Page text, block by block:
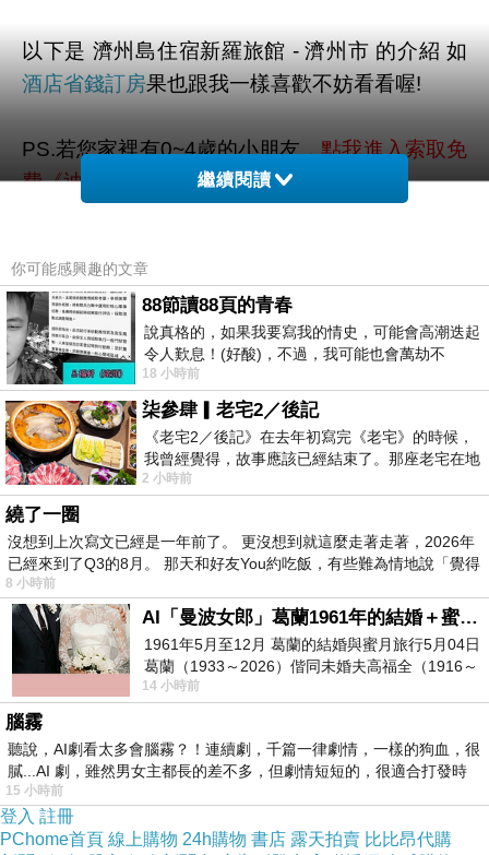
以下是 濟州島住宿新羅旅館 - 濟州市 的介紹 如
酒店省錢訂房果也跟我一樣喜歡不妨看看喔!
PS.若您家裡有0~4歲的小朋友，點我進入索取免
費《迪士尼美語世界試用包》
繼續閱讀
你可能感興趣的文章
88節讀88頁的青春
說真格的，如果我要寫我的情史，可能會高潮迭起
令人歎息！(好酸)，不過，我可能也會萬劫不
復...，每天跪鍵盤還是被判了花心的罪
18 小時前
柒參肆▎老宅2／後記
《老宅2／後記》在去年初寫完《老宅》的時候，
我曾經覺得，故事應該已經結束了。那座老宅在地
震中倒塌，七個人終於離開那片黑暗，
2 小時前
繞了一圈
沒想到上次寫文已經是一年前了。 更沒想到就這麼走著走著，2026年
已經來到了Q3的8月。 那天和好友You約吃飯，有些難為情地說「覺得
8 小時前
AI「曼波女郎」葛蘭1961年的結婚＋蜜月旅行 #戀上老電影 #葛蘭 #粟子
1961年5月至12月 葛蘭的結婚與蜜月旅行5月04日
葛蘭（1933～2026）偕同未婚夫高福全（1916～
2004）乘郵輪赴倫敦6月15日於英國倫敦St.S
14 小時前
腦霧
聽說，AI劇看太多會腦霧？！連續劇，千篇一律劇情，一樣的狗血，很
膩...AI 劇，雖然男女主都長的差不多，但劇情短短的，很適合打發時
15 小時前
登入 註冊
PChome首頁 線上購物 24h購物 書店 露天拍賣 比比昂代購